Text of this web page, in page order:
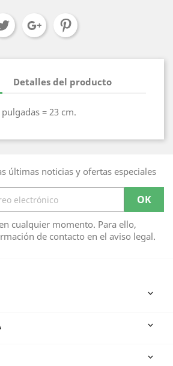
Detalles del producto
= 23 cm.
últimas noticias y ofertas especiales
cualquier momento. Para ello,
de contacto en el aviso legal.


